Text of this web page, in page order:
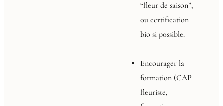
“fleur de saison”,
ou certification
bio si possible.
Encourager la
formation (CAP
fleuriste,